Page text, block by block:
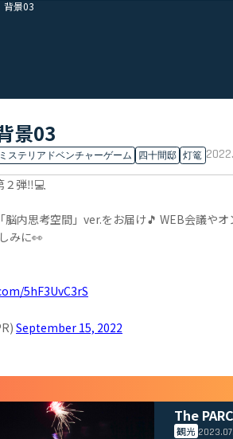
背景03
景03
ステリアドベンチャーゲーム 四十間邸 灯篭
２弾‼💻
内思考空間」ver.をお届け🎵 WEB会議や
みに👀
5hF3UvC3rS
September 15, 2022
The
観光